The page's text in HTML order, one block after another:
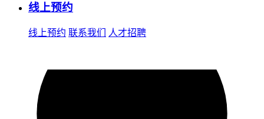
线上预约
线上预约 联系我们 人才招聘